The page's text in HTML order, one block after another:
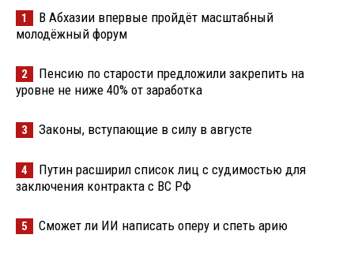
1
В Абхазии впервые пройдёт масштабный
молодёжный форум
2
Пенсию по старости предложили закрепить на
уровне не ниже 40% от заработка
3 Законы, вступающие в силу в августе
4
Путин расширил список лиц с судимостью для
заключения контракта с ВС РФ
5 Сможет ли ИИ написать оперу и спеть арию